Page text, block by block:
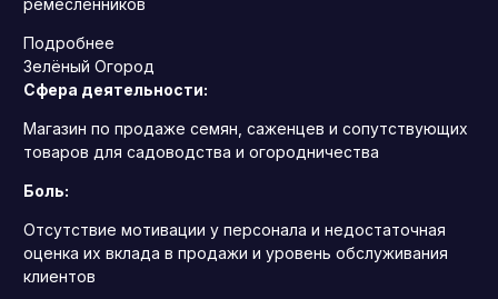
Подробнее
Зелёный Огород
Сфера деятельности:
Магазин по продаже семян, саженцев и сопутствующих
товаров для садоводства и огородничества
Боль:
Отсутствие мотивации у персонала и недостаточная
оценка их вклада в продажи и уровень обслуживания
клиентов